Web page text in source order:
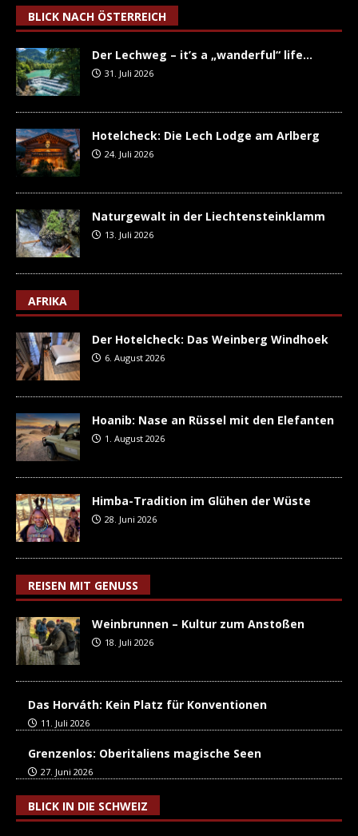
BLICK NACH ÖSTERREICH
Der Lechweg – it’s a „wanderful“ life…
31. Juli 2026
Hotelcheck: Die Lech Lodge am Arlberg
24. Juli 2026
Naturgewalt in der Liechtensteinklamm
13. Juli 2026
AFRIKA
Der Hotelcheck: Das Weinberg Windhoek
6. August 2026
Hoanib: Nase an Rüssel mit den Elefanten
1. August 2026
Himba-Tradition im Glühen der Wüste
28. Juni 2026
REISEN MIT GENUSS
Weinbrunnen – Kultur zum Anstoßen
18. Juli 2026
Das Horváth: Kein Platz für Konventionen
11. Juli 2026
Grenzenlos: Oberitaliens magische Seen
27. Juni 2026
BLICK IN DIE SCHWEIZ